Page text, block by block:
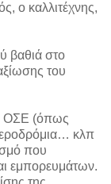
ο καλλιτέχνης,
βαθιά στο
του
ΟΣΕ (όπως
κλπ
που
εμπορευμάτων.